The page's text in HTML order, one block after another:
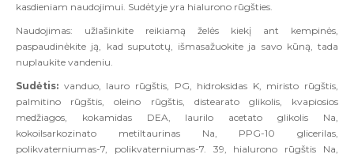
kasdieniam naudojimui. Sudėtyje yra hialurono rūgšties.
Naudojimas: užlašinkite reikiamą želės kiekį ant kempinės,
paspaudinėkite ją, kad suputotų, išmasažuokite ja savo kūną, tada
nuplaukite vandeniu.
Sudėtis: vanduo, lauro rūgštis, PG, hidroksidas K, miristo rūgštis,
palmitino rūgštis, oleino rūgštis, distearato glikolis, kvapiosios
medžiagos, kokamidas DEA, laurilo acetato glikolis Na,
kokoilsarkozinato metiltaurinas Na, PPG-10 glicerilas,
polikvaterniumas-7, polikvaterniumas-7. 39, hialurono rūgštis Na,